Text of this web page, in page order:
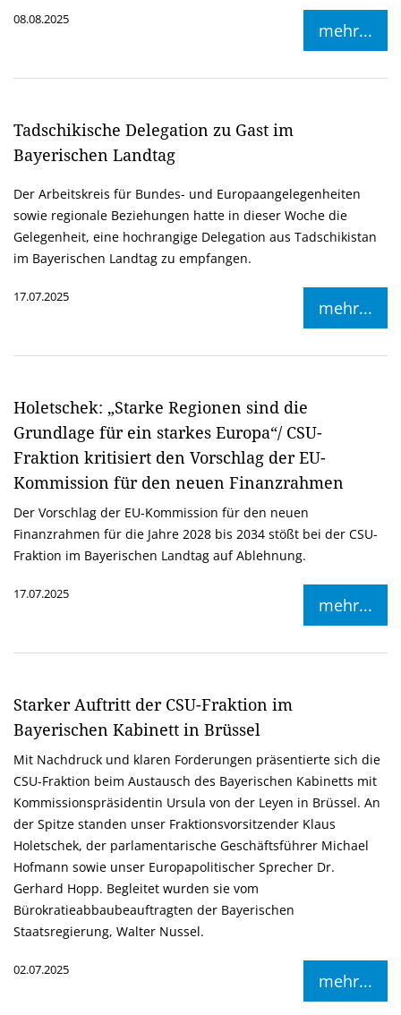
08.08.2025
mehr...
Tadschikische Delegation zu Gast im
Bayerischen Landtag
Der Arbeitskreis für Bundes- und Europaangelegenheiten
sowie regionale Beziehungen hatte in dieser Woche die
Gelegenheit, eine hochrangige Delegation aus Tadschikistan
im Bayerischen Landtag zu empfangen.
17.07.2025
mehr...
Holetschek: „Starke Regionen sind die
Grundlage für ein starkes Europa“/ CSU-
Fraktion kritisiert den Vorschlag der EU-
Kommission für den neuen Finanzrahmen
Der Vorschlag der EU-Kommission für den neuen
Finanzrahmen für die Jahre 2028 bis 2034 stößt bei der CSU-
Fraktion im Bayerischen Landtag auf Ablehnung.
17.07.2025
mehr...
Starker Auftritt der CSU-Fraktion im
Bayerischen Kabinett in Brüssel
Mit Nachdruck und klaren Forderungen präsentierte sich die
CSU-Fraktion beim Austausch des Bayerischen Kabinetts mit
Kommissionspräsidentin Ursula von der Leyen in Brüssel. An
der Spitze standen unser Fraktionsvorsitzender Klaus
Holetschek, der parlamentarische Geschäftsführer Michael
Hofmann sowie unser Europapolitischer Sprecher Dr.
Gerhard Hopp. Begleitet wurden sie vom
Bürokratieabbaubeauftragten der Bayerischen
Staatsregierung, Walter Nussel.
02.07.2025
mehr...